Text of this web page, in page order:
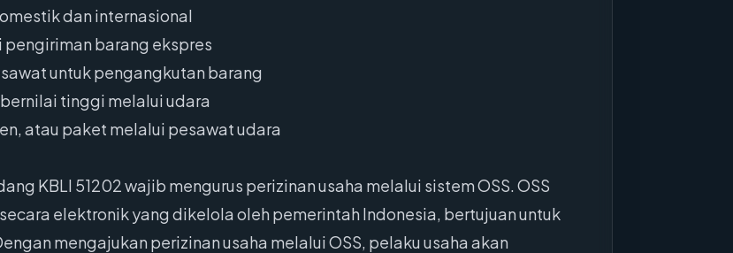
dan internasional
barang ekspres
untuk pengangkutan barang
tinggi melalui udara
atau paket melalui pesawat udara
KBLI 51202 wajib mengurus perizinan usaha melalui sistem OSS. OSS
elektronik yang dikelola oleh pemerintah Indonesia, bertujuan untuk
mengajukan perizinan usaha melalui OSS, pelaku usaha akan